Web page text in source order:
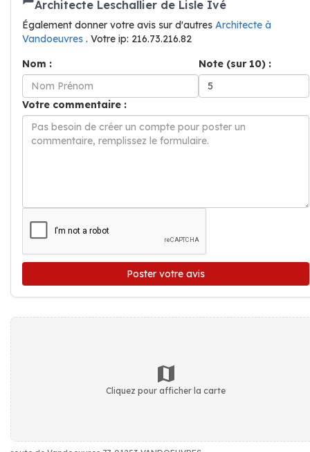
Architecte Leschallier de Lisle Ivé
Également donner votre avis sur d'autres Architecte à
Vandoeuvres . Votre ip: 216.73.216.82
Nom :
Note (sur 10) :
Votre commentaire :
Poster votre avis
Cliquez pour afficher la carte